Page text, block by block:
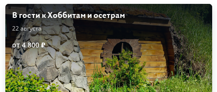
В гости к Хоббитам и осетрам
22 августа
от 4 800 ₽